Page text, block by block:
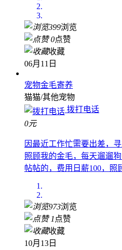
399浏览
0点赞
收藏
06月11日
宠物金毛寄养
猫猫/其他宠物
拨打电话
0元
因最近工作忙需要出差，
照顾我的金毛，每天遛遛
帖帖的，费用日薪100，照
973浏览
1点赞
收藏
10月13日